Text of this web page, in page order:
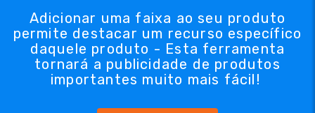
Adicionar uma faixa ao seu produto
permite destacar um recurso específico
daquele produto - Esta ferramenta
tornará a publicidade de produtos
importantes muito mais fácil!